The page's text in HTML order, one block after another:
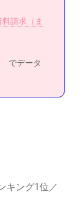
請求（ま
でデータ
キング1位／